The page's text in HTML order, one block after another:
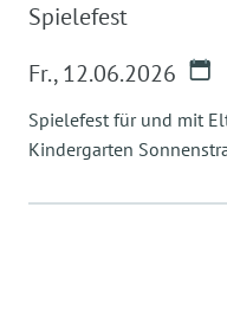
Spielefest
Fr.,12.06.2026
Spielefest für und mit
Kindergarten